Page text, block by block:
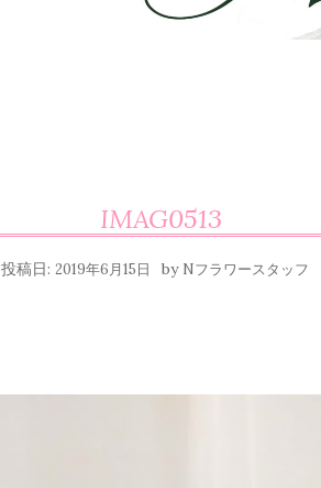
IMAG0513
投稿日:2019年6月15日 by Nフラワースタッフ